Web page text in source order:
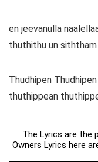
en jeevanulla
thuthithu un
Thudhipen
thuthippean
The Lyrics are the
Owners Lyrics here